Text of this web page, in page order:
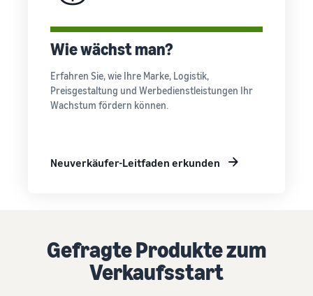
Wie wächst man?
Erfahren Sie, wie Ihre Marke, Logistik,
Preisgestaltung und Werbedienstleistungen Ihr
Wachstum fördern können.
Neuverkäufer-Leitfaden erkunden
Gefragte Produkte zum
Verkaufsstart